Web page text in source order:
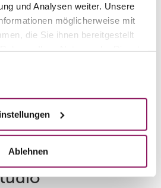
und Analysen weiter. Unsere
möglicherweise mit
die Sie ihnen bereitgestellt
Ablehnen
mit
Precision
im